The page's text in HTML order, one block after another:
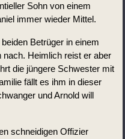
Sohn von einem
immer wieder Mittel.
Betrüger in einem
nach. Heimlich reist er aber
die jüngere Schwester mit
fällt es ihm in dieser
und Arnold will
schneidigen Offizier